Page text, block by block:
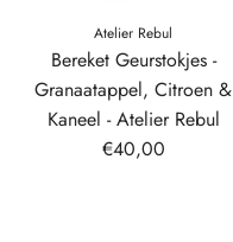
Atelier Rebul
Bereket Geurstokjes -
Granaatappel, Citroen &
Kaneel - Atelier Rebul
€40,00